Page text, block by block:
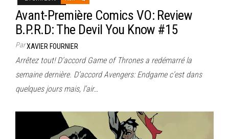
Avant-Première Comics VO: Review
B.P.R.D: The Devil You Know #15
ParXAVIER FOURNIER
Arrêtez tout! D’accord Game of Thrones a redémarré la
semaine dernière. D’accord Avengers: Endgame c’est dans
quelques jours mais, l’air…